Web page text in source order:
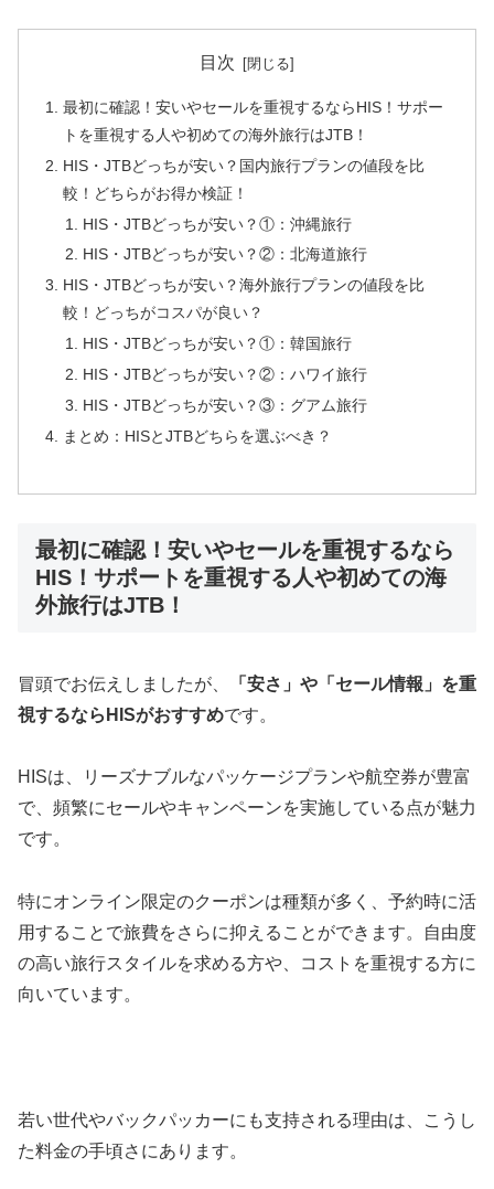
目次
最初に確認！安いやセールを重視するならHIS！サポー
トを重視する人や初めての海外旅行はJTB！
HIS・JTBどっちが安い？国内旅行プランの値段を比
較！どちらがお得か検証！
HIS・JTBどっちが安い？①：沖縄旅行
HIS・JTBどっちが安い？②：北海道旅行
HIS・JTBどっちが安い？海外旅行プランの値段を比
較！どっちがコスパが良い？
HIS・JTBどっちが安い？①：韓国旅行
HIS・JTBどっちが安い？②：ハワイ旅行
HIS・JTBどっちが安い？③：グアム旅行
まとめ：HISとJTBどちらを選ぶべき？
最初に確認！安いやセールを重視するなら
HIS！サポートを重視する人や初めての海
外旅行はJTB！
冒頭でお伝えしましたが、
「安さ」や「セール情報」を重
視するならHISがおすすめです。
HISは、リーズナブルなパッケージプランや航空券が豊富
で、頻繁にセールやキャンペーンを実施している点が魅力
です。
特にオンライン限定のクーポンは種類が多く、予約時に活
用することで旅費をさらに抑えることができます。自由度
の高い旅行スタイルを求める方や、コストを重視する方に
向いています。
若い世代やバックパッカーにも支持される理由は、こうし
た料金の手頃さにあります。